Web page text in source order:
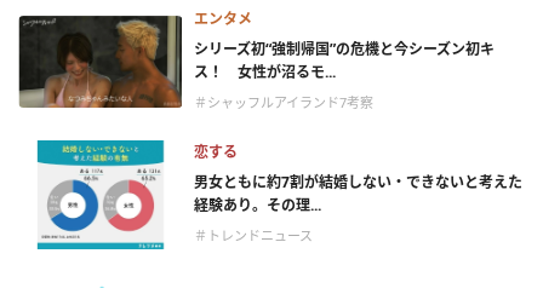
エンタメ
シリーズ初“強制帰国”の危機と今シーズン初キ
ス！ 女性が沼るモ...
＃シャッフルアイランド7考察
恋する
男女ともに約7割が結婚しない・できないと考えた
経験あり。その理...
＃トレンドニュース